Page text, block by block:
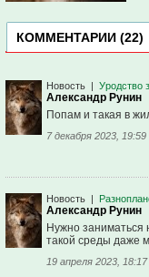
КОММЕНТАРИИ (22)
Новость | Уродство
Александр Рунин
Попам и такая в
7 декабря 2023, 19:59
Новость |
Александр Рунин
Нужно заниматься
такой среды даже
19 апреля 2023, 18:17